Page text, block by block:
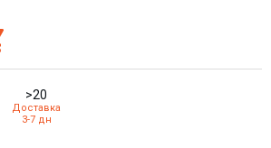
>20
Доставка
3-7 дн